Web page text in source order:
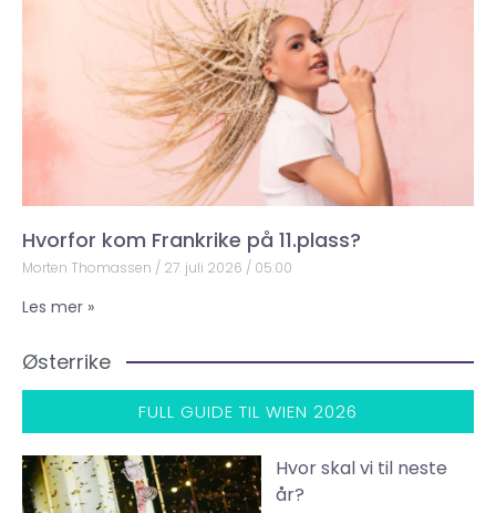
Hvorfor kom Frankrike på 11.plass?
Morten Thomassen 27. juli 2026 05:00
Les mer »
Østerrike
FULL GUIDE TIL WIEN 2026
Hvor skal vi til neste
år?